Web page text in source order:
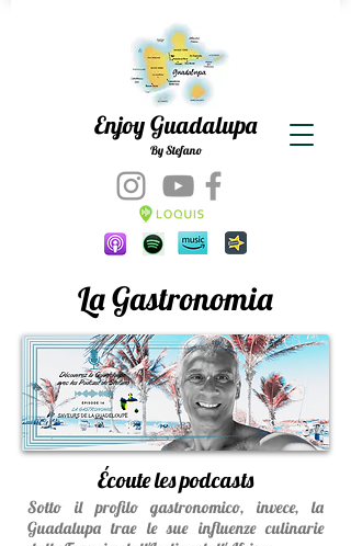
Enjoy Guadalupa
By Stefano
La Gastronomia
Écoute les podcasts
Sotto il profilo gastronomico, invece, la
Guadalupa trae le sue influenze culinarie